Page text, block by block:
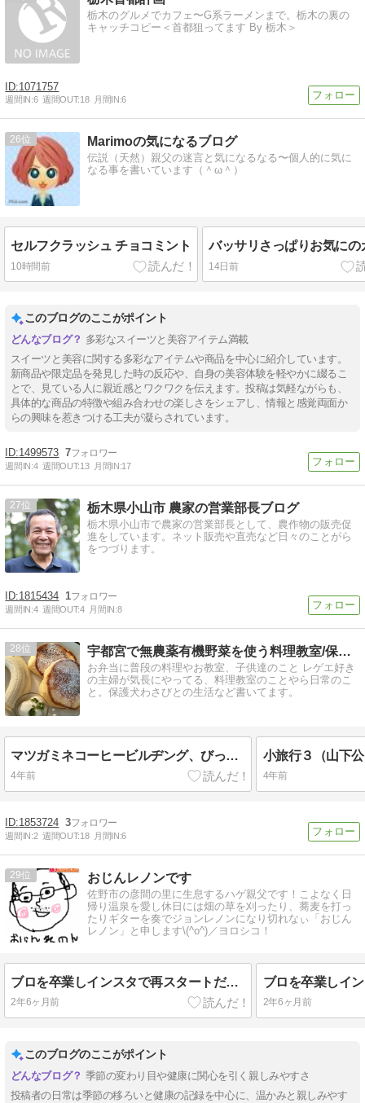
栃木のグルメでカフェ〜G系ラーメンまで。栃木の裏の
キャッチコピー＜首都狙ってます By 栃木＞
1071757
週間IN:6 週間OUT:18 月間IN:6
26 Marimoの気になるブログ
伝説（天然）親父の迷言と気になるなる〜個人的に気に
なる事を書いています（＾ω＾）
セルフクラッシュ チョコミント
10時間前
バッサリさっぱりお気にの
14日前
このブログのここがポイント
多彩なスイーツと美容アイテム満載
スイーツと美容に関する多彩なアイテムや商品を中心に紹介しています。
新商品や限定品を発見した時の反応や、自身の美容体験を軽やかに綴るこ
とで、見ている人に親近感とワクワクを伝えます。投稿は気軽ながらも、
具体的な商品の特徴や組み合わせの楽しさをシェアし、情報と感覚両面か
らの興味を惹きつける工夫が凝らされています。
1499573 7
週間IN:4 週間OUT:13 月間IN:17
27 栃木県小山市 農家の営業部長ブログ
栃木県小山市で農家の営業部長として、農作物の販売促
進をしています。ネット販売や直売など日々のことがら
をつづります。
1815434 1
週間IN:4 週間OUT:4 月間IN:8
28 宇都宮で無農薬有機野菜を使う料理教室/保護犬わさびとの生活
お弁当に普段の料理やお教室、子供達のこと レゲエ好き
の主婦が気長にやってる、料理教室のことやら日常のこ
と。保護犬わさびとの生活など書いてます。
マツガミネコーヒービルヂング、びっくりドンキーモーニング、ミスドなど
4年前
小旅行３（山下
4年前
1853724 3
週間IN:2 週間OUT:18 月間IN:6
29 おじんレノンです
佐野市の彦間の里に生息するハゲ親父です！こよなく日
帰り温泉を愛し休日には畑の草を刈ったり、蕎麦を打っ
たりギターを奏でジョンレノンになり切れなぃ「おじん
レノン」と申します\(^o^)／ヨロシコ！
ブロを卒業しインスタで再スタートだぜよ？
2年6ヶ月前 2年6ヶ月前
このブログのここがポイント
季節の変わり目や健康に関心を引く親しみやすさ
投稿者の日常は季節の移ろいと健康の記録を中心に、温かみと親しみやす